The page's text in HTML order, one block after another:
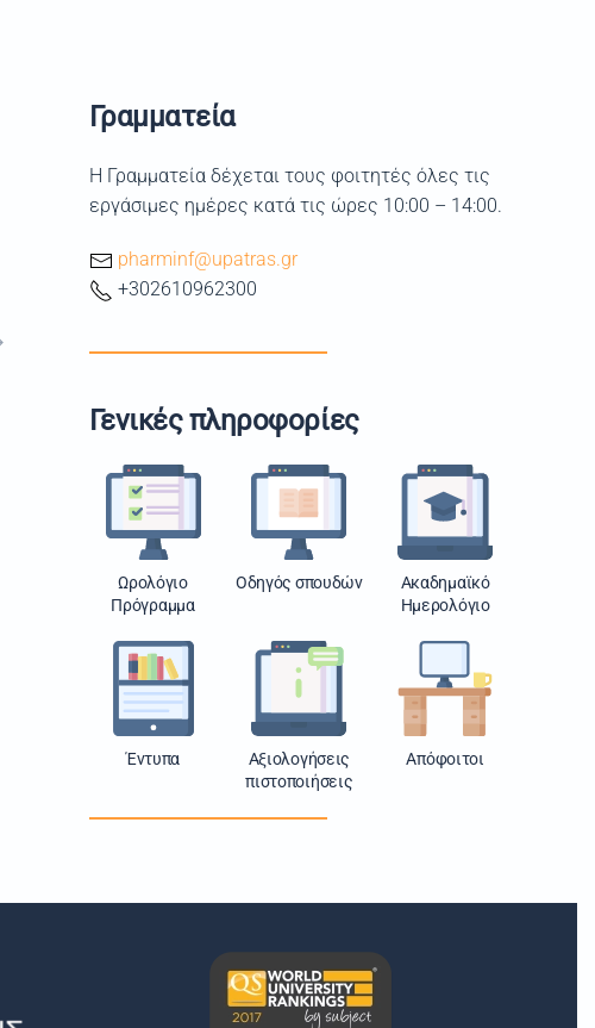
Γραμματεία
Η Γραμματεία δέχεται τους φοιτητές όλες τις
εργάσιμες ημέρες κατά τις ώρες 10:00 – 14:00.
pharminf@upatras.gr
+302610962300
Γενικές πληροφορίες
Ωρολόγιο
Πρόγραμμα
Οδηγός σπουδών
Ακαδημαϊκό
Ημερολόγιο
Έντυπα
Αξιολογήσεις
πιστοποιήσεις
Απόφοιτοι